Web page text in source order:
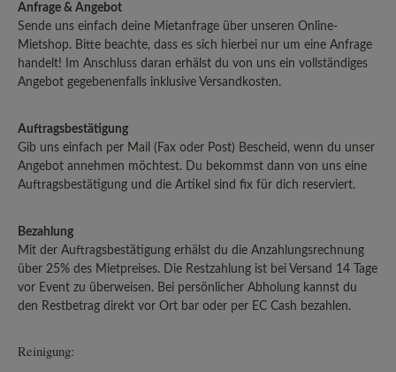
Anfrage & Angebot
Sende uns einfach deine Mietanfrage über unseren Online-
Mietshop. Bitte beachte, dass es sich hierbei nur um eine Anfrage
handelt! Im Anschluss daran erhälst du von uns ein vollständiges
Angebot gegebenenfalls inklusive Versandkosten.
Auftragsbestätigung
Gib uns einfach per Mail (Fax oder Post) Bescheid, wenn du unser
Angebot annehmen möchtest. Du bekommst dann von uns eine
Auftragsbestätigung und die Artikel sind fix für dich reserviert.
Bezahlung
Mit der Auftragsbestätigung erhälst du die Anzahlungsrechnung
über 25% des Mietpreises. Die Restzahlung ist bei Versand 14 Tage
vor Event zu überweisen. Bei persönlicher Abholung kannst du
den Restbetrag direkt vor Ort bar oder per EC Cash bezahlen.
Reinigung: